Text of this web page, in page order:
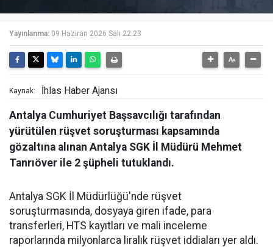
Yayınlanma: 09 Haziran 2026 Salı 22:23
Kaynak: İhlas Haber Ajansı
Antalya Cumhuriyet Başsavcılığı tarafından
yürütülen rüşvet soruşturması kapsamında
gözaltına alınan Antalya SGK İl Müdürü Mehmet
Tanrıöver ile 2 şüpheli tutuklandı.
Antalya SGK İl Müdürlüğü'nde rüşvet
soruşturmasında, dosyaya giren ifade, para
transferleri, HTS kayıtları ve mali inceleme
raporlarında milyonlarca liralık rüşvet iddiaları yer aldı.